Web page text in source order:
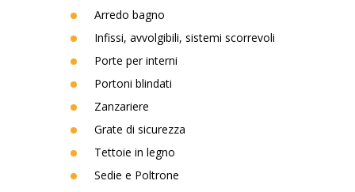
Arredo bagno
Infissi, avvolgibili, sistemi scorrevoli
Porte per interni
Portoni blindati
Zanzariere
Grate di sicurezza
Tettoie in legno
Sedie e Poltrone